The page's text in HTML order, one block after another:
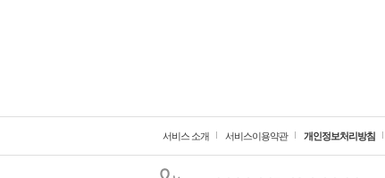
서비스 소개 서비스이용약관 개인정보처리방침